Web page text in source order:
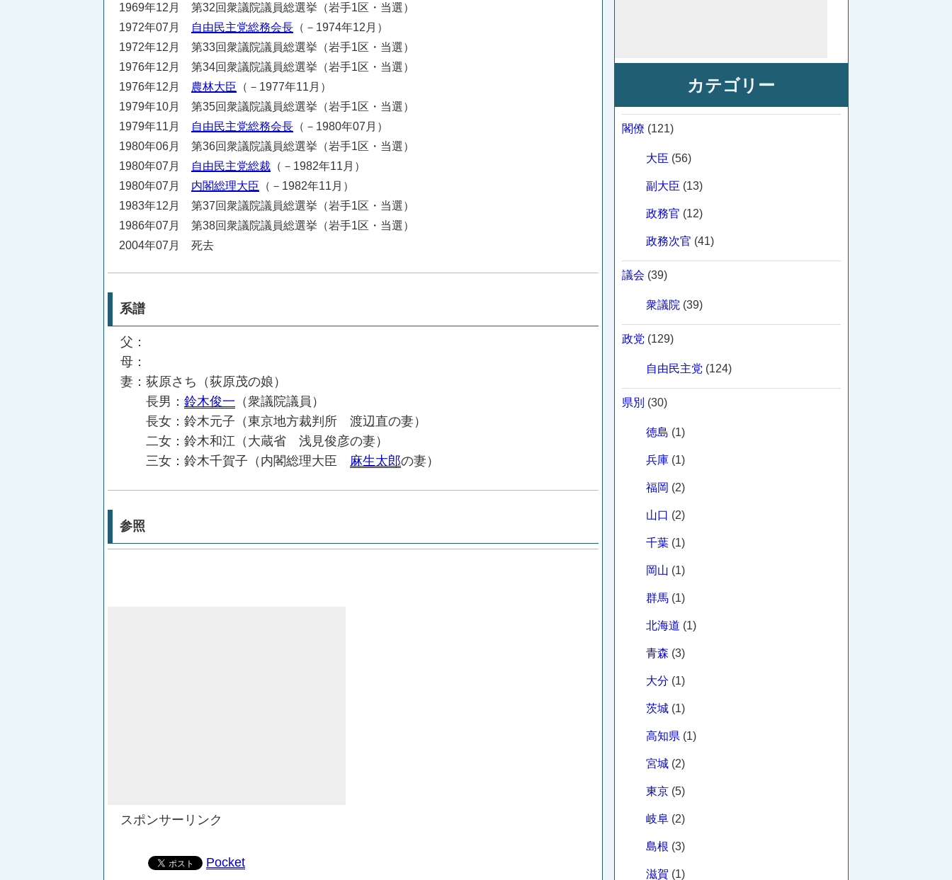
1969年12月 第32回衆議院議員総選挙（岩手1区・当選）
1972年07月
自由民主党総務会長 （－1974年12月）
1972年12月 第33回衆議院議員総選挙（岩手1区・当選）
1976年12月 第34回衆議院議員総選挙（岩手1区・当選）
1976年12月 農林大臣 （－1977年11月）
1979年10月 第35回衆議院議員総選挙（岩手1区・当選）
1979年11月
自由民主党総務会長 （－1980年07月）
1980年06月 第36回衆議院議員総選挙（岩手1区・当選）
1980年07月
自由民主党総裁 （－1982年11月）
1980年07月 内閣総理大臣 （－1982年11月）
1983年12月 第37回衆議院議員総選挙（岩手1区・当選）
1986年07月 第38回衆議院議員総選挙（岩手1区・当選）
2004年07月 死去
系譜
父：
母：
妻：荻原さち（荻原茂の娘）
長男： 鈴木俊一 （衆議院議員）
長女：鈴木元子（東京地方裁判所 渡辺直の妻）
二女：鈴木和江（大蔵省 浅見俊彦の妻）
三女：鈴木千賀子（内閣総理大臣 麻生太郎の妻）
参照
スポンサーリンク
Pocket
カテゴリー
閣僚 (121)
大臣 (56)
副大臣 (13)
政務官 (12)
政務次官 (41)
議会 (39)
衆議院 (39)
政党 (129)
自由民主党 (124)
県別 (30)
徳島 (1)
兵庫(1)
福岡 (2)
山口 (2)
千葉(1)
岡山 (1)
群馬(1)
北海道 (1)
青森 (3)
大分 (1)
茨城(1)
高知県 (1)
宮城(2)
東京(5)
岐阜(2)
島根 (3)
滋賀 (1)